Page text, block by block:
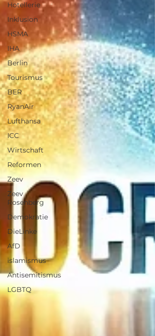
Hotellerie
Inklusion
HSMA
IHA
Berlin
Tourismus
BER
RyanAir
Lufthansa
ICC
Wirtschaft
Reformen
Zeev
Zeev
Rosenberg
Demokratie
DieLinke
AfD
islamismus
Antisemitismus
LGBTQ